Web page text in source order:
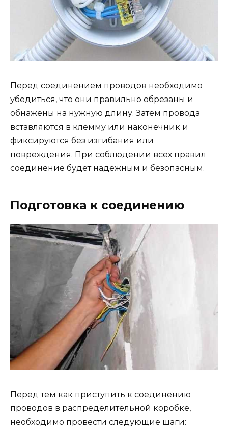
Перед соединением проводов необходимо
убедиться, что они правильно обрезаны и
обнажены на нужную длину. Затем провода
вставляются в клемму или наконечник и
фиксируются без изгибания или
повреждения. При соблюдении всех правил
соединение будет надежным и безопасным.
Подготовка к соединению
Перед тем как приступить к соединению
проводов в распределительной коробке,
необходимо провести следующие шаги: